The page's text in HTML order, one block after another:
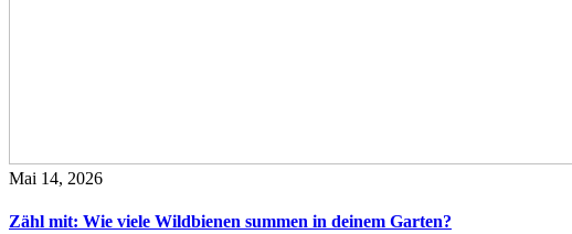
Mai 14, 2026
Zähl mit: Wie viele Wildbienen summen in deinem Garten?